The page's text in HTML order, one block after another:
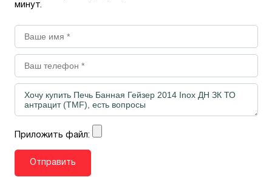
минут.
Приложить файл: